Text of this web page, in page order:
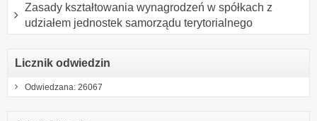
Zasady kształtowania wynagrodzeń w spółkach z
udziałem jednostek samorządu terytorialnego
Licznik odwiedzin
Odwiedzana: 26067